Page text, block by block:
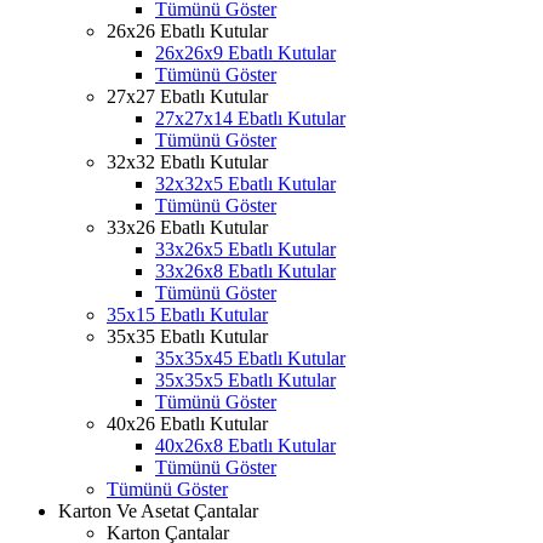
Tümünü Göster
26x26 Ebatlı Kutular
26x26x9 Ebatlı Kutular
Tümünü Göster
27x27 Ebatlı Kutular
27x27x14 Ebatlı Kutular
Tümünü Göster
32x32 Ebatlı Kutular
32x32x5 Ebatlı Kutular
Tümünü Göster
33x26 Ebatlı Kutular
33x26x5 Ebatlı Kutular
33x26x8 Ebatlı Kutular
Tümünü Göster
35x15 Ebatlı Kutular
35x35 Ebatlı Kutular
35x35x45 Ebatlı Kutular
35x35x5 Ebatlı Kutular
Tümünü Göster
40x26 Ebatlı Kutular
40x26x8 Ebatlı Kutular
Tümünü Göster
Tümünü Göster
Karton Ve Asetat Çantalar
Karton Çantalar